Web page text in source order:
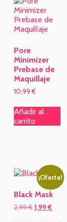
Pore
Minimizer
Prebase de
Maquillaje
10,99€
Añadir al
carrito
¡Oferta!
Black Mask
2,99€1,99€